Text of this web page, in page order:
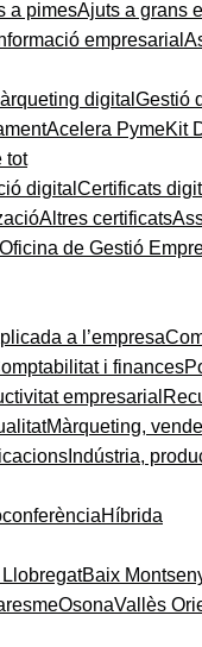
a pimesAjuts a grans
empresarial
digital Gestió
Acelera PymeKit
tot
digital Certificats
Altres certificats
Oficina de Gestió
a l’empresa
i finances
empresarial
Màrqueting,
Indústria,
Híbrida
Baix
OsonaVallès